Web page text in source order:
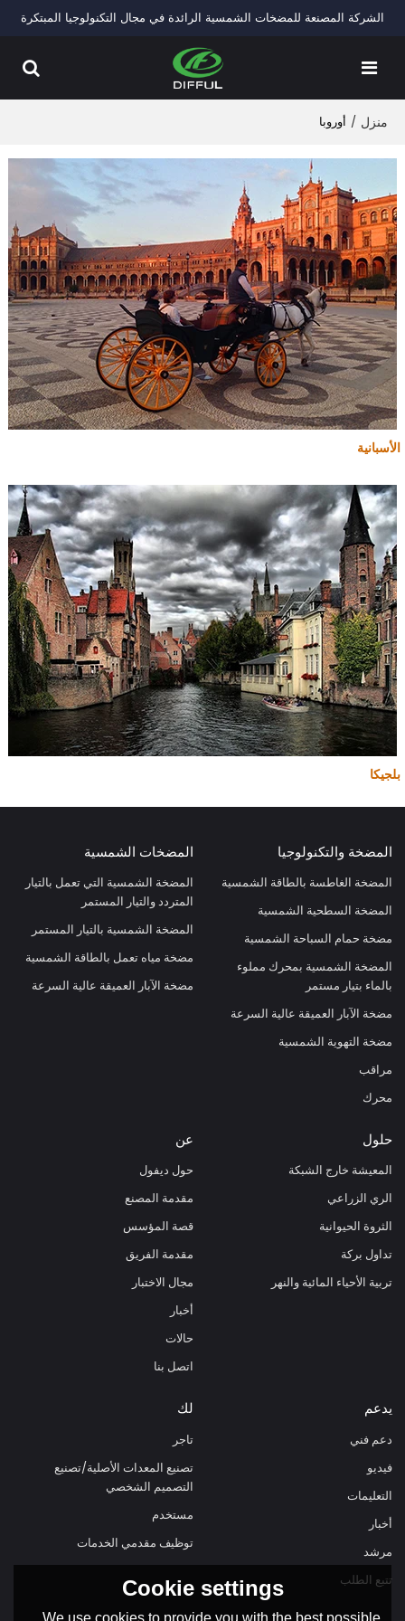
الشركة المصنعة للمضخات الشمسية الرائدة في مجال التكنولوجيا المبتكرة
منزل / أوروبا
الأسبانية
بلجيكا
المضخة والتكنولوجيا
المضخة الغاطسة بالطاقة الشمسية
المضخة السطحية الشمسية
مضخة حمام السباحة الشمسية
المضخة الشمسية بمحرك مملوء
بالماء بتيار مستمر
مضخة الآبار العميقة عالية السرعة
مضخة التهوية الشمسية
مراقب
محرك
المضخات الشمسية
المضخة الشمسية التي تعمل بالتيار
المتردد والتيار المستمر
المضخة الشمسية بالتيار المستمر
مضخة مياه تعمل بالطاقة الشمسية
مضخة الآبار العميقة عالية السرعة
حلول
المعيشة خارج الشبكة
الري الزراعي
الثروة الحيوانية
تداول بركة
تربية الأحياء المائية والنهر
عن
حول ديفول
مقدمة المصنع
قصة المؤسس
مقدمة الفريق
مجال الاختبار
أخبار
حالات
اتصل بنا
يدعم
دعم فني
فيديو
التعليمات
أخبار
مرشد
تتبع الطلب
لك
تاجر
تصنيع المعدات الأصلية/تصنيع
التصميم الشخصي
مستخدم
توظيف مقدمي الخدمات
Cookie settings
We use cookies to provide you with the best possible